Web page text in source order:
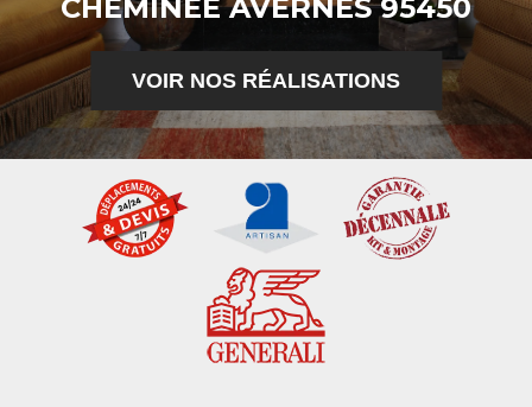
CHEMINÉE AVERNES 95450
VOIR NOS RÉALISATIONS